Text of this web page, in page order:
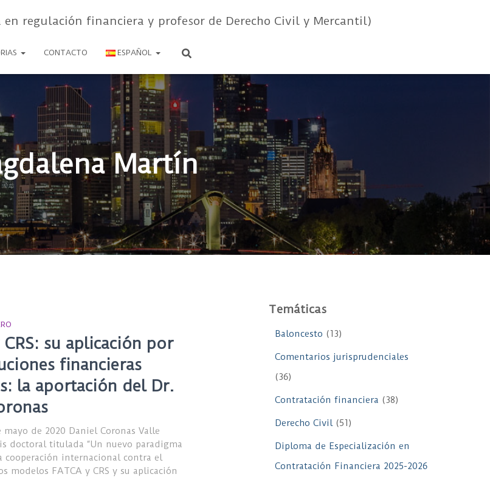
en regulación financiera y profesor de Derecho Civil y Mercantil)
CONTACTO ESPAÑOL
Martín
CRS: su aplicación por
financieras
la aportación del Dr.
mayo de 2020 Daniel Coronas Valle
doctoral titulada “Un nuevo paradigma
cooperación internacional contra el
modelos FATCA y CRS y su aplicación
Temáticas
Baloncesto (13)
Comentarios jurisprudenciales
(36)
Contratación financiera (38)
Derecho Civil(51)
Diploma de Especialización en
Contratación Financiera 2025-2026